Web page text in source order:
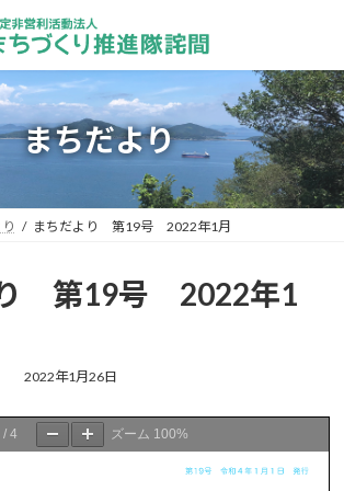
まちだより
まちだより 第19号 2022年1月
り 第19号 2022年1
最
更
日
2022年1月26日
/ 4 ズーム 100%